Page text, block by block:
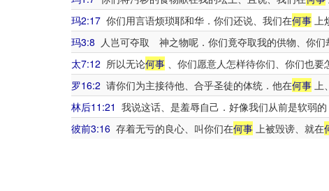
玛2:17 你们用言语烦琐耶和华．你们还说、我们在何事 上
玛3:8 人岂可夺取 神之物呢．你们竟夺取我的供物、你们
太7:12 所以无论何事 、你们愿意人怎样待你们、你们也要
罗16:2 请你们为主接待他、合乎圣徒的体统．他在何事 上
林后11:21 我说这话、是羞辱自己．好像我们从前是软弱
彼前3:16 存着无亏的良心、叫你们在何事 上被毁谤、就在